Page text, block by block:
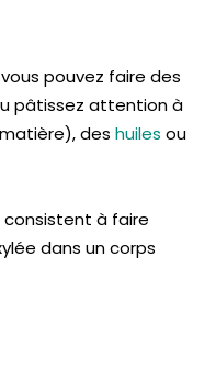
pouvez faire des
pâtissez attention à
des huiles ou
consistent à faire
dans un corps